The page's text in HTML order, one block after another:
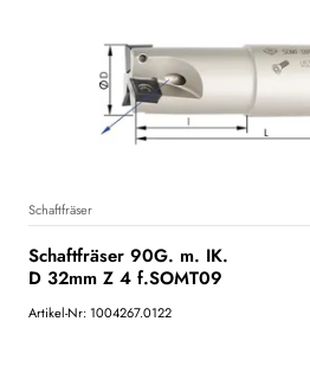
Schaftfräser
Schaftfräser 90G. m. IK.
D 32mm Z 4 f.SOMT09
Artikel-Nr: 1004267.0122